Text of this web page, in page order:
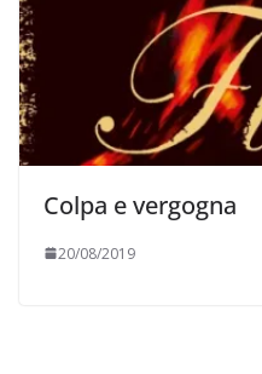
Colpa e vergogna
20/08/2019